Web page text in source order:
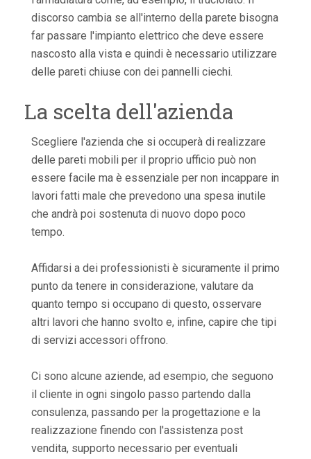
discorso cambia se all'interno della parete bisogna
far passare l'impianto elettrico che deve essere
nascosto alla vista e quindi è necessario utilizzare
delle pareti chiuse con dei pannelli ciechi.
La scelta dell'azienda
Scegliere l'azienda che si occuperà di realizzare
delle pareti mobili per il proprio ufficio può non
essere facile ma è essenziale per non incappare in
lavori fatti male che prevedono una spesa inutile
che andrà poi sostenuta di nuovo dopo poco
tempo.
Affidarsi a dei professionisti è sicuramente il primo
punto da tenere in considerazione, valutare da
quanto tempo si occupano di questo, osservare
altri lavori che hanno svolto e, infine, capire che tipi
di servizi accessori offrono.
Ci sono alcune aziende, ad esempio, che seguono
il cliente in ogni singolo passo partendo dalla
consulenza, passando per la progettazione e la
realizzazione finendo con l'assistenza post
vendita, supporto necessario per eventuali